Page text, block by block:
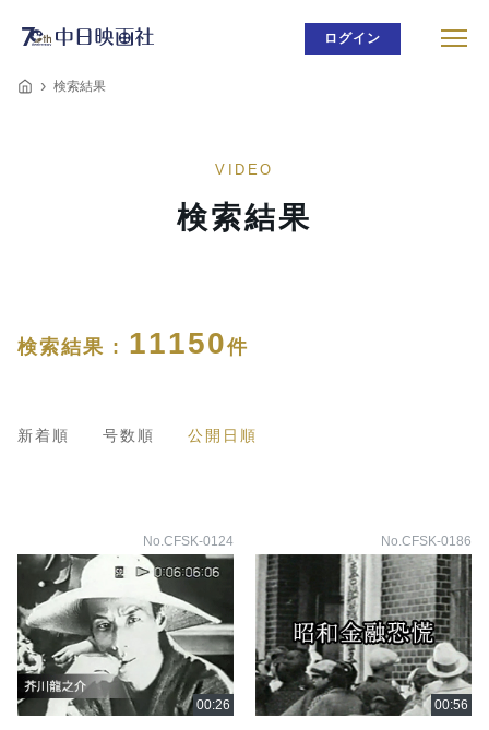
ログイン
検索結果
VIDEO
検索結果
検索結果 : 11150件
新着順 号数順 公開日順
No.CFSK-0124 No.CFSK-0186